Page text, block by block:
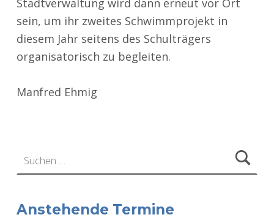
Stadtverwaltung wird dann erneut vor Ort
sein, um ihr zweites Schwimmprojekt in
diesem Jahr seitens des Schulträgers
organisatorisch zu begleiten.
Manfred Ehmig
Anstehende Termine